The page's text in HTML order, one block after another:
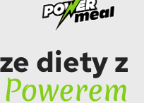
diety z
Powerem